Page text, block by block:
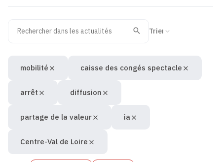
Recherche
Valider
mobilité caisse des congés spectacle
arrêt diffusion
partage de la valeur ia
Centre-Val de Loire